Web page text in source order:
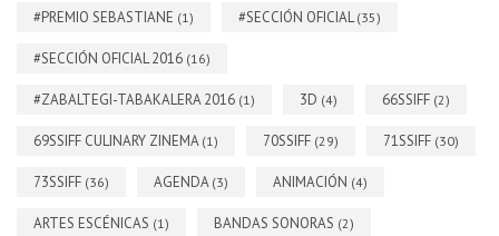
#PREMIO SEBASTIANE (1) #SECCIÓN OFICIAL(35)
#SECCIÓN OFICIAL 2016 (16)
#ZABALTEGI-TABAKALERA 2016 (1) 3D (4) 66SSIFF (2)
69SSIFF CULINARY ZINEMA (1) 70SSIFF (29) 71SSIFF (30)
73SSIFF (36) AGENDA (3) ANIMACIÓN (4)
ARTES ESCÉNICAS (1) BANDAS SONORAS (2)